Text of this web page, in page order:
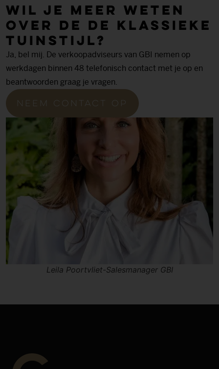
Wil je meer weten
over de De klassieke
tuin­stijl?
Ja, bel mij. De verkoopadviseurs van GBI nemen op
werkdagen binnen 48 telefonisch contact met je op en
beantwoorden graag je vragen.
Neem contact op
Leila Poortvliet-Salesmanager GBI